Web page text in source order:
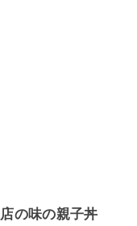
の味の親子丼